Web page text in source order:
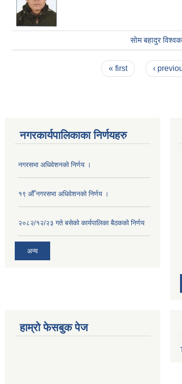
साेम बहादुर
« first ‹
नगरकार्यपालिकाका निर्णयहरु
नगरसभा अधिवेशनको निर्णय ।
१९ औँ नगरसभा अधिवेशनको निर्णय ।
२०८२/१२/२३ गते बसेको कार्यपालिका बैठकको निर्णय
अन्य
हाम्रो फेसबुक पेज